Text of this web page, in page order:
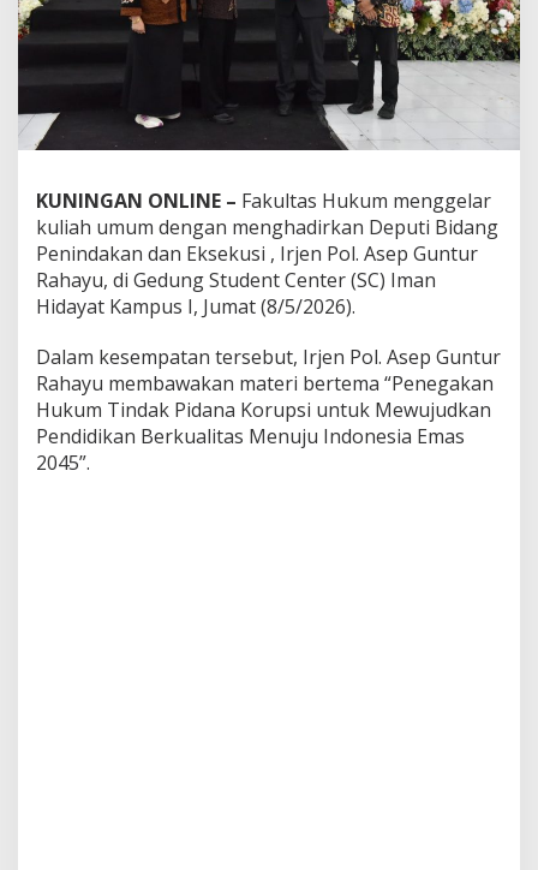
KUNINGAN ONLINE – Fakultas Hukum menggelar
kuliah umum dengan menghadirkan Deputi Bidang
Penindakan dan Eksekusi , Irjen Pol. Asep Guntur
Rahayu, di Gedung Student Center (SC) Iman
Hidayat Kampus I, Jumat (8/5/2026).
Dalam kesempatan tersebut, Irjen Pol. Asep Guntur
Rahayu membawakan materi bertema “Penegakan
Hukum Tindak Pidana Korupsi untuk Mewujudkan
Pendidikan Berkualitas Menuju Indonesia Emas
2045”.